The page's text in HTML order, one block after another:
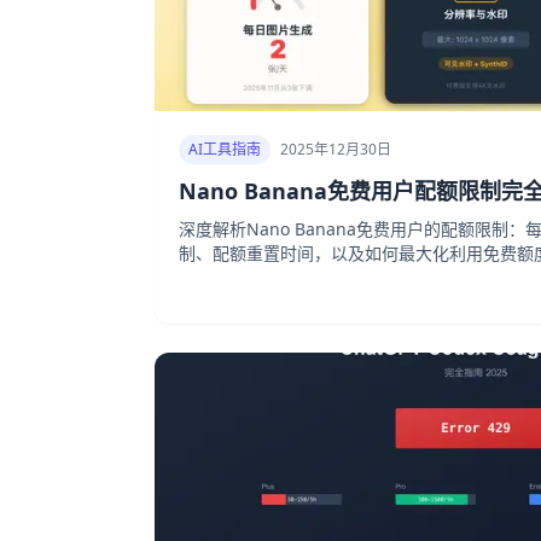
AI工具指南 2025年12月30日
Nano Banana免费用户配额限制完
深度解析Nano Banana免费用户的配额限制：
制、配额重置时间，以及如何最大化利用免费额